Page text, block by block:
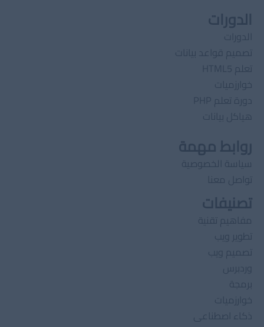
الدورات
الدورات
تصميم قواعد بيانات
تعلم HTML5
خوارزميات
دورة تعلم PHP
هياكل بيانات
روابط مهمة
سياسة الخصوصية
تواصل معنا
تصنيفات
مفاهيم تقنية
تطوير ويب
تصميم ويب
وردبرس
برمجة
خوارزميات
ذكاء اصطناعى